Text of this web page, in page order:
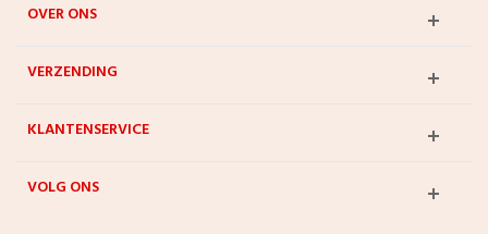
OVER ONS
VERZENDING
KLANTENSERVICE
VOLG ONS